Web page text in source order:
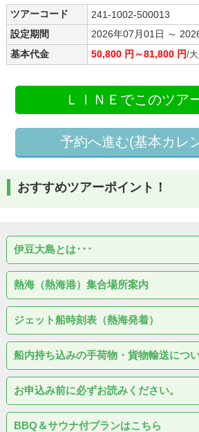
ツアーコード
241-1002-500013
設定期間
2026年07月01日 ～
基本代金
50,800 円～81,800 円/
ＬＩＮＥでこのツア
予約へ進む(基本カレ
おすすめツアーポイント！
伊豆大島とは･･･
熱海（熱海港）集合場所案内
ジェット船時刻表（熱海発着）
船内持ち込みの手荷物・貨物輸送につ
お申込み前に必ずお読みください。
BBQ＆サウナ付プランはこちら